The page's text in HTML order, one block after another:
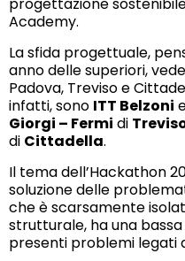
Academy.
La sfida progettuale,
anno delle superiori,
Padova, Treviso e
infatti, sono ITT Belzoni
Giorgi – Fermi di
di Cittadella.
Il tema dell’Hackathon
soluzione delle
che è scarsamente
strutturale, ha una
presenti problemi legati